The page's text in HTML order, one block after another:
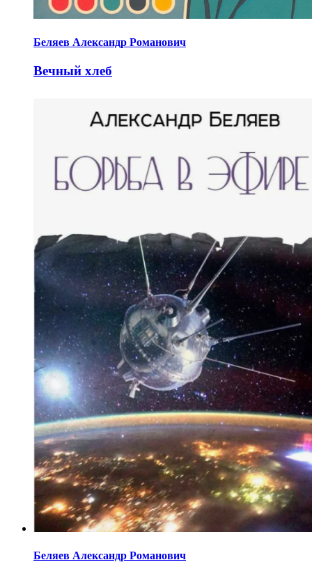
Беляев Александр Романович
Вечный хлеб
Беляев Александр Романович